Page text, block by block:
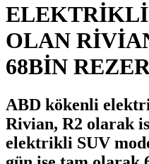
ELEKTRİKLİ
OLAN
68BİN
ABD kökenli
Rivian, R2 olarak
elektrikli SUV